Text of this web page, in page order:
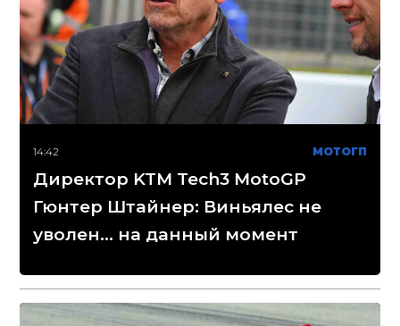
14:42 МОТОГП
Директор KTM Tech3 MotoGP
Гюнтер Штайнер: Виньялес не
уволен... на данный момент